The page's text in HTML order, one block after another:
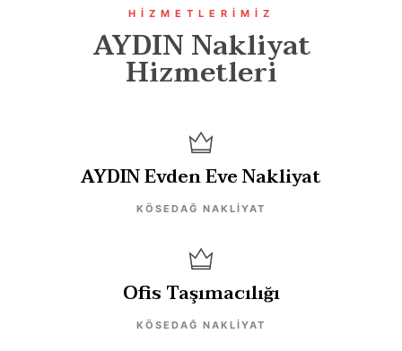
HIZMETLERIMIZ
AYDIN Nakliyat
Hizmetleri
AYDIN Evden Eve Nakliyat
KÖSEDAĞ NAKLIYAT
Ofis Taşımacılığı
KÖSEDAĞ NAKLIYAT